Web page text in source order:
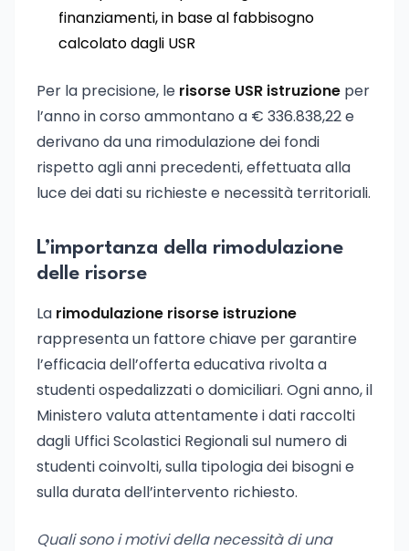
finanziamenti, in base al fabbisogno
calcolato dagli USR
Per la precisione, le risorse USR istruzione per
l’anno in corso ammontano a € 336.838,22 e
derivano da una rimodulazione dei fondi
rispetto agli anni precedenti, effettuata alla
luce dei dati su richieste e necessità territoriali.
L’importanza della rimodulazione
delle risorse
La rimodulazione risorse istruzione
rappresenta un fattore chiave per garantire
l’efficacia dell’offerta educativa rivolta a
studenti ospedalizzati o domiciliari. Ogni anno, il
Ministero valuta attentamente i dati raccolti
dagli Uffici Scolastici Regionali sul numero di
studenti coinvolti, sulla tipologia dei bisogni e
sulla durata dell’intervento richiesto.
Quali sono i motivi della necessità di una